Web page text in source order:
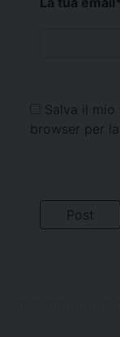
Salva il
browser per